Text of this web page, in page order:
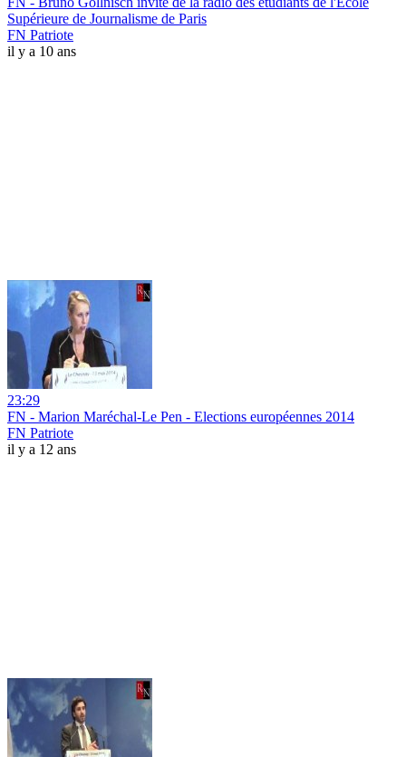
Supérieure de Journalisme de Paris
FN Patriote
il y a 10 ans
23:29
FN - Marion Maréchal-Le Pen - Elections européennes 2014
FN Patriote
il y a 12 ans